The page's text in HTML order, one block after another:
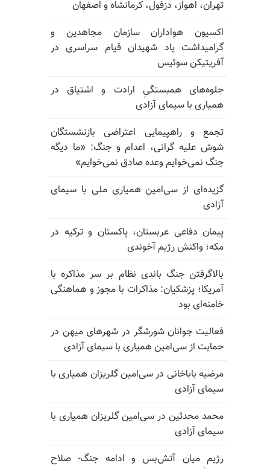
تهران، اهواز، دزفول، کرمانشاه و اصفهان
اکسیون هواداران سازمان مجاهدین و
گرامیداشت یاد شهیدان قیام سراسری در
آفریتیکن سوئیس
جلوه‌های همبستگیِ ارادت و اشتیاق در
همیاری با سیمای آزادی
تجمع و راهپیمایی اعتراضی بازنشستگان
شوش علیه گرانی، اعدام و جنگ: «ما دیگه
جنگ نمی‌خوایم وعده صادق نمی‌خوایم»
گزیده‌ای از سی‌امین همیاری ملی با سیمای
آزادی
پیمان دفاعی عربستان، پاکستان و ترکیه در
مکه؛ واکنش رژیم آخوندی
بالا‌گرفتن جنگ باندی نظام بر سر مذاکره با
آمریکا؛ پزشکیان: مذاکرات با مجوز و هماهنگی
خامنه‌ای بود
فعالیت جوانان شورشگر در شهرهای میهن در
حمایت از سی‌امین همیاری با سیمای آزادی
مرضیه باباخانی در سی‌امین گلریزان همیاری با
سیمای آزادی
محمد محدثین در سی‌امین گلریزان همیاری با
سیمای آزادی
رژیم میان آتش‌بس و ادامه جنگ- صلاح